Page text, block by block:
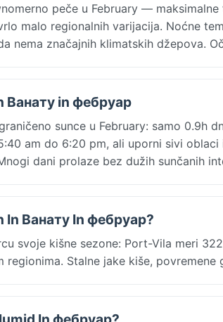
peče u February —
malo regionalnih varijacija. Noćne
nema značajnih klimatskih džepova.
Ванату in фебруар
sunce u February: samo 0.9h
am do 6:20 pm, ali uporni sivi
dani prolaze bez dužih sunčanih
In Ванату In фебруар?
svoje kišne sezone: Port-Vila meri
regionima. Stalne jake kiše,